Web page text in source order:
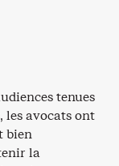
tenues
les avocats ont
bien
la